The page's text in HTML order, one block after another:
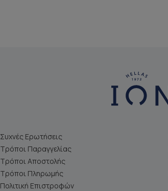
Συχνές Ερωτήσεις
Τρόποι Παραγγελίας
Τρόποι Αποστολής
Τρόποι Πληρωμής
Πολιτική Επιστροφών